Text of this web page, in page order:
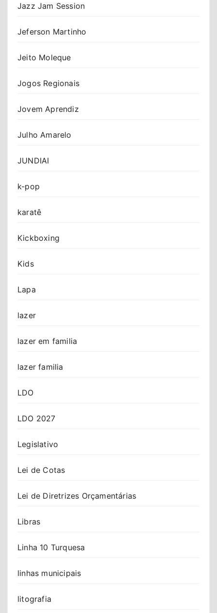
Jazz Jam Session
Jeferson Martinho
Jeito Moleque
Jogos Regionais
Jovem Aprendiz
Julho Amarelo
JUNDIAI
k-pop
karatê
Kickboxing
Kids
Lapa
lazer
lazer em familia
lazer familia
LDO
LDO 2027
Legislativo
Lei de Cotas
Lei de Diretrizes Orçamentárias
Libras
Linha 10 Turquesa
linhas municipais
litografia